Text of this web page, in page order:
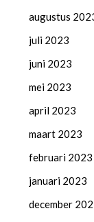
augustus
juli 2023
juni 2023
mei 2023
april 2023
maart 2023
februari 2023
januari 2023
december